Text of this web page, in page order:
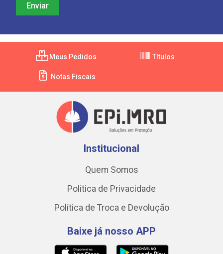
Meus Pedidos Títulos
Notas Fiscais
Institucional
Quem Somos
Política de Privacidade
Política de Troca e Devolução
Baixe já nosso APP